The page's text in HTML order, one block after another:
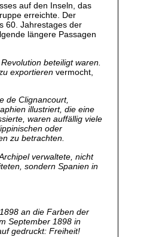
auf den Inseln, das
erreichte. Der
60. Jahrestages der
längere Passagen
beteiligt waren.
exportierenvermocht,
de Clignancourt,
illustriert, die eine
waren auffällig viele
oder
zu betrachten.
verwaltete, nicht
sondern Spanien in
an die Farben der
September 1898 in
gedruckt: Freiheit!